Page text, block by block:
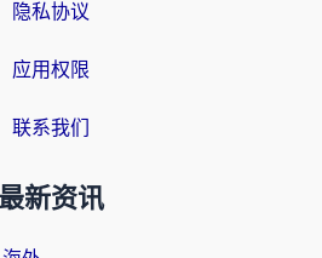
隐私协议
应用权限
联系我们
最新资讯